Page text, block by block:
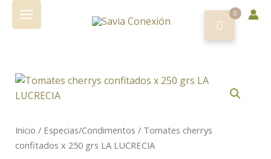
Inicio / Especias/Condimentos / Tomates cherrys
confitados x 250 grs LA LUCRECIA
0